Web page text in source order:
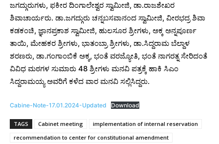
ಜಗದ್ಗುರುಗಳು, ಫಕೀರ ದಿಂಗಾಲೇಶ್ವರ ಸ್ವಾಮೀಜಿ, ಡಾ.ರಾಜಶೇಖರ
ಶಿವಾಚಾರ್ಯರು. ಡಾ.ಜಗದ್ಗುರು ಚನ್ನಬಸವಾನಂದ ಸ್ವಾಮೀಜಿ, ವೀರಭದ್ರ ಶಿವಾ
ಕಡಕಂಚಿ, ಜ್ಞಾನಪ್ರಕಾಶ ಸ್ವಾಮೀಜಿ, ಹುಲಸೂರ ಶ್ರೀಗಳು, ಅಕ್ಕ ಅನ್ನಪೂರ್ಣ
ತಾಯಿ, ಮೇಹಕರ ಶ್ರೀಗಳು, ಭಾತಂಬ್ರಾ ಶ್ರೀಗಳು, ಡಾ.ಸಿದ್ದರಾಮ ಬೆಲ್ದಾಳ
ಶರಣರು, ಡಾ.ಗಂಗಾಂಬಿಕೆ ಅಕ್ಕ, ಭಂತೆ ವರಜ್ಯೋತಿ, ಭಂತೆ ನಾಗರತ್ನ ಸೇರಿದಂತೆ
ವಿವಿಧ ಮಠಗಳ ಸುಮಾರು 48 ಶ್ರೀಗಳು ಮನವಿ ಪತ್ರಕ್ಕೆ ಹಾಕಿ ಸಿಎಂ
ಸಿದ್ದರಾಮಯ್ಯ ಅವರಿಗೆ ಕಳೆದ ವಾರ ಮನವಿ ಸಲ್ಲಿಸಿದ್ದರು.
Cabine-Note-17.01.2024-Updated Download
TAGS Cabinet meeting
implementation of internal reservation
recommendation to center for constitutional amendment